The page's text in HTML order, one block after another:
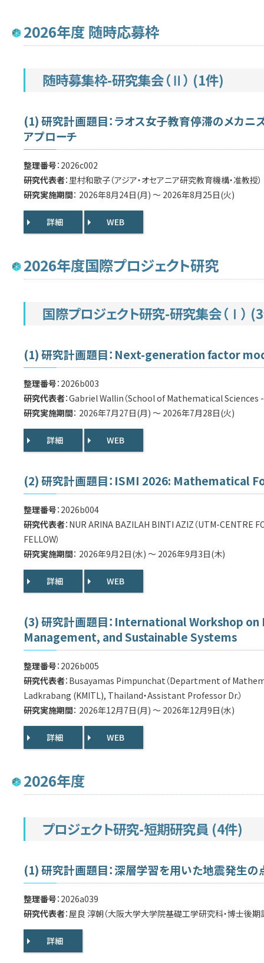
2026年度 随時応募枠
随時募集枠-研究集会（Ⅱ） (1件)
(1) 研究計画題目：ラオス女子教育停滞のメカニ
アプローチ
整理番号：2026c002
研究代表者：里村和歌子（アジア・オセアニア研究教育機構・准教授）
研究実施期間： 2026年8月24日(月) ～ 2026年8月25日(火)
詳細 WEB
2026年度国際プロジェクト研究
国際プロジェクト研究-研究集会（Ⅰ）
(1) 研究計画題目：Next-generation factor
整理番号：2026b003
研究代表者：Gabriel Wallin（School of Mathematical
研究実施期間： 2026年7月27日(月) ～ 2026年7月28日(火)
詳細 WEB
(2) 研究計画題目：ISMI 2026: Mathematical
整理番号：2026b004
研究代表者：NUR ARINA BAZILAH BINTI AZIZ（UTM-CENTRE
FELLOW）
研究実施期間： 2026年9月2日(水) ～ 2026年9月3日(木)
詳細 WEB
(3) 研究計画題目：International Workshop
Management, and Sustainable Systems
整理番号：2026b005
研究代表者：Busayamas Pimpunchat（Department of
Ladkrabang (KMITL), Thailand・Assistant Professor Dr.）
研究実施期間： 2026年12月7日(月) ～ 2026年12月9日(水)
詳細 WEB
2026年度
プロジェクト研究-短期研究員 (4件)
(1) 研究計画題目：深層学習を用いた地震発生
整理番号：2026a039
研究代表者：屋良 淳朝（大阪大学大学院基礎工学研究科・博士後期
詳細